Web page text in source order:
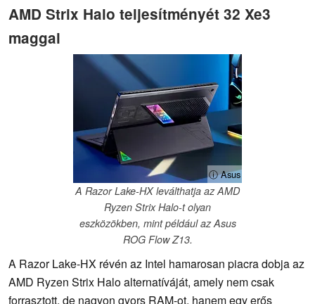
AMD Strix Halo teljesítményét 32 Xe3
maggal
ⓘ Asus
A Razor Lake-HX leválthatja az AMD
Ryzen Strix Halo-t olyan
eszközökben, mint például az Asus
ROG Flow Z13.
A Razor Lake-HX révén az Intel hamarosan piacra dobja az
AMD Ryzen Strix Halo alternatíváját, amely nem csak
forrasztott, de nagyon gyors RAM-ot, hanem egy erős